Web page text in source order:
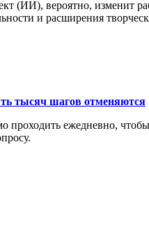
(ИИ), вероятно, изменит
и расширения
тысяч шагов отменяются
проходить ежедневно,